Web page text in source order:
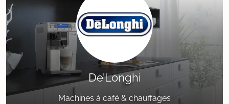
De’Longhi
Machines à café & chauffages